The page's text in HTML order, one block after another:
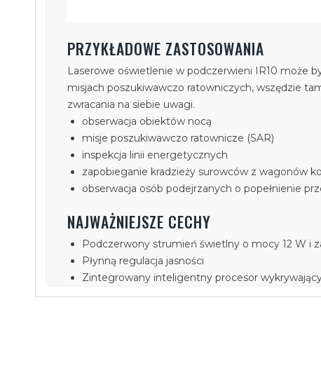
PRZYKŁADOWE ZASTOSOWANIA
Laserowe oświetlenie w podczerwieni IR10 może
misjach poszukiwawczo ratowniczych, wszędzie
zwracania na siebie uwagi.
obserwacja obiektów nocą
misje poszukiwawczo ratownicze (SAR)
inspekcja linii energetycznych
zapobieganie kradzieży surowców z wagonów
obserwacja osób podejrzanych o popełnienie
NAJWAŻNIEJSZE CECHY
Podczerwony strumień świetlny o mocy 12 W i
Płynną regulacja jasności
Zintegrowany inteligentny procesor